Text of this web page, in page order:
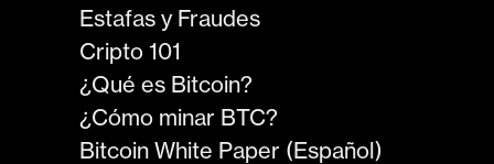
Estafas y Fraudes
Cripto 101
¿Qué es Bitcoin?
¿Cómo minar BTC?
Bitcoin White Paper (Español)